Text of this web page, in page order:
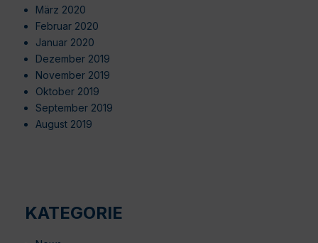
März 2020
Februar 2020
Januar 2020
Dezember 2019
November 2019
Oktober 2019
September 2019
August 2019
KATEGORIE